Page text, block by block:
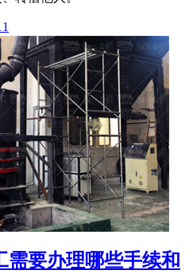
需要办理哪些手续和